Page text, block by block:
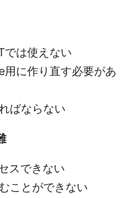
では使えない
に作り直す必要があ
ばならない
スできない
ことができない